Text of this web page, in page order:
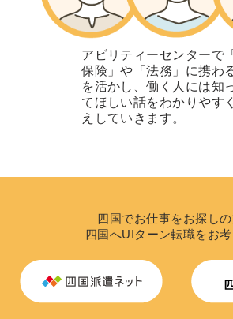
アビリティーセンターで
保険」や「法務」に携わ
を活かし、働く人には知
てほしい話をわかりやす
えしていきます。
四国でお仕事をお探しの
四国へUIターン転職をお